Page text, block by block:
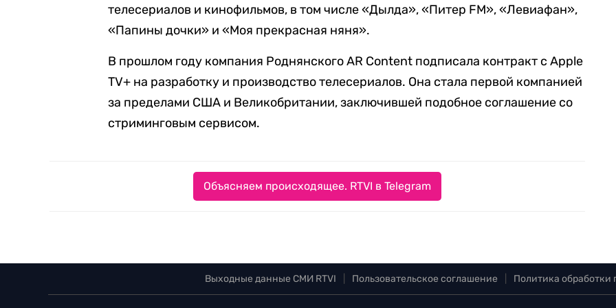
телесериалов и кинофильмов, в том числе «Дылда», «Питер FM», «Левиафан»,
«Папины дочки» и «Моя прекрасная няня».
В прошлом году компания Роднянского AR Content подписала контракт с Apple
TV+ на разработку и производство телесериалов. Она стала первой компанией
за пределами США и Великобритании, заключившей подобное соглашение со
стриминговым сервисом.
Объясняем происходящее. RTVI в Telegram
Выходные данные СМИ RTVI Пользовательское соглашение Политика